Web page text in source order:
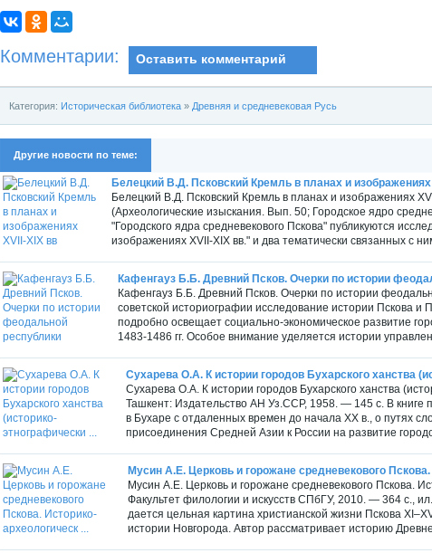
Комментарии: Оставить комментарий
Категория: Историческая библиотека » Древняя и средневековая Русь
Другие новости по теме:
Белецкий В.Д. Псковский Кремль в планах и изображениях
Белецкий В.Д. Псковский Кремль в планах и
(Археологические изыскания. Вып. 50; Городское ядро
"Городского ядра средневекового Пскова" публикуются
изображениях XVII-XIX вв." и два тематически связанных с
Кафенгауз Б.Б. Древний Псков. Очерки по истории
Кафенгауз Б.Б. Древний Псков. Очерки по истории
советской историографии исследование истории Пскова и
подробно освещает социально-экономическое развитие
1483-1486 гг. Особое внимание уделяется истории
Сухарева О.А. К истории городов Бухарского ханства
Сухарева О.А. К истории городов Бухарского ханства
Ташкент: Издательство АН Уз.ССР, 1958. — 145 с. В книге
в Бухаре с отдаленных времен до начала ХХ в., о путях
присоединения Средней Азии к России на развитие
Мусин А.Е. Церковь и горожане средневекового
Мусин А.Е. Церковь и горожане средневекового Пскова.
Факультет филологии и искусств СПбГУ, 2010. — 364 с.,
дается цельная картина христианской жизни Пскова
истории Новгорода. Автор рассматривает историю